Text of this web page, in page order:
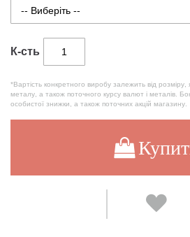
К-сть
*Вартість конкретного виробу залежить від розміру,
металу, а також поточного курсу валют і металів.
особистої знижки, а також поточних акцій магазину.